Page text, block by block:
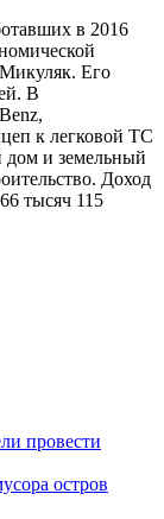
в 2016
Его
В
к легковой TC
дом и земельный
Доход
тысяч 115
провести
остров